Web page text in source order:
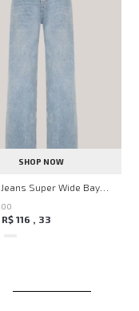
SHOP NOW
00
R$ 116 , 33